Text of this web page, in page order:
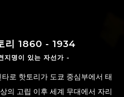
리 1860 - 1934
지명이 있는 자선가 -
로 핫토리가 도쿄 중심부에서 태
의 고립 이후 세계 무대에서 자리